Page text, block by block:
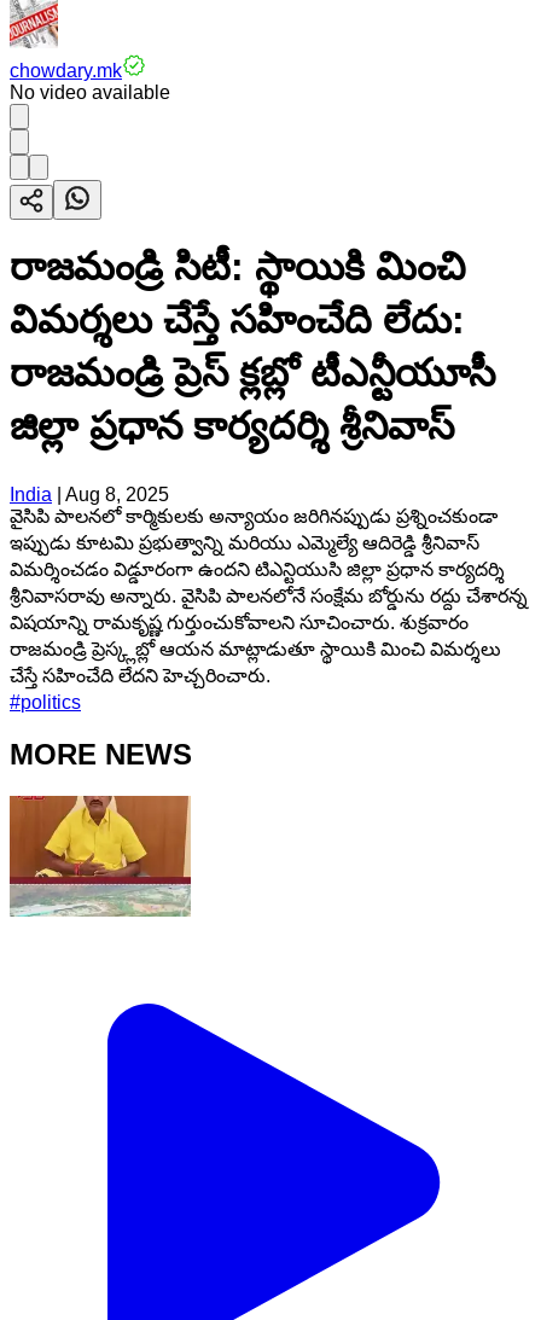
chowdary.mk
No video available
రాజమండ్రి సిటీ: స్థాయికి మించి
విమర్శలు చేస్తే సహించేది లేదు:
రాజమండ్రి ప్రెస్ క్లబ్లో టీఎన్టీయూసీ
జిల్లా ప్రధాన కార్యదర్శి శ్రీనివాస్
India
Aug 8, 2025
వైసిపి పాలనలో కార్మికులకు అన్యాయం జరిగినప్పుడు ప్రశ్నించకుండా
ఇప్పుడు కూటమి ప్రభుత్వాన్ని మరియు ఎమ్మెల్యే ఆదిరెడ్డి శ్రీనివాస్
విమర్శించడం విడ్డూరంగా ఉందని టిఎన్టియుసి జిల్లా ప్రధాన కార్యదర్శి
శ్రీనివాసరావు అన్నారు. వైసిపి పాలనలోనే సంక్షేమ బోర్డును రద్దు చేశారన్న
విషయాన్ని రామకృష్ణ గుర్తుంచుకోవాలని సూచించారు. శుక్రవారం
రాజమండ్రి ప్రెస్క్లబ్లో ఆయన మాట్లాడుతూ స్థాయికి మించి విమర్శలు
చేస్తే సహించేది లేదని హెచ్చరించారు.
#politics
MORE NEWS